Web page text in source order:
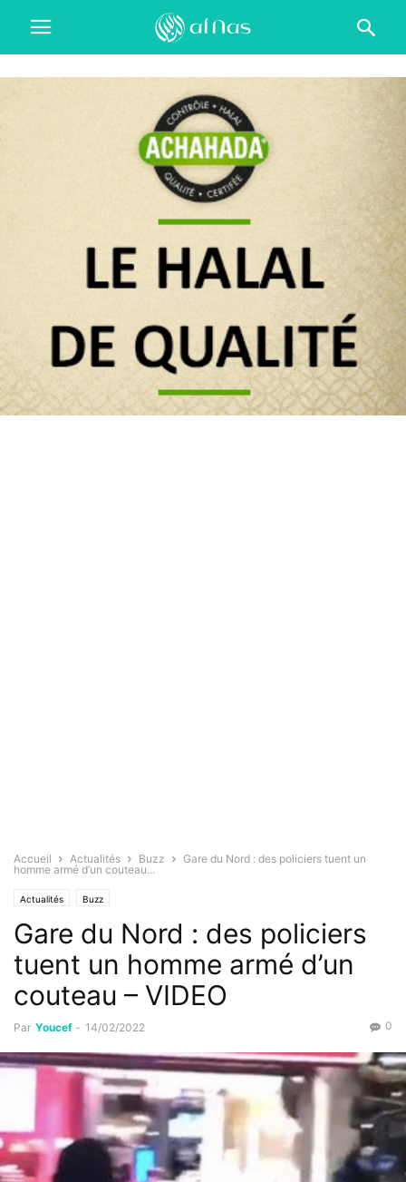
Accueil Actualités Buzz
Gare du Nord : des policiers tuent un
homme armé d’un couteau...
Actualités Buzz
Gare du Nord : des policiers
tuent un homme armé d’un
couteau – VIDEO
Par Youcef - 14/02/2022 0